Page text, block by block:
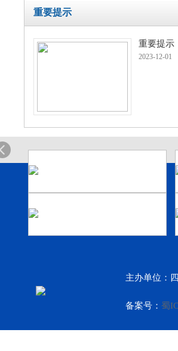
重要提示
重要提示
2023-12-01
主办单位：
备案号： 蜀